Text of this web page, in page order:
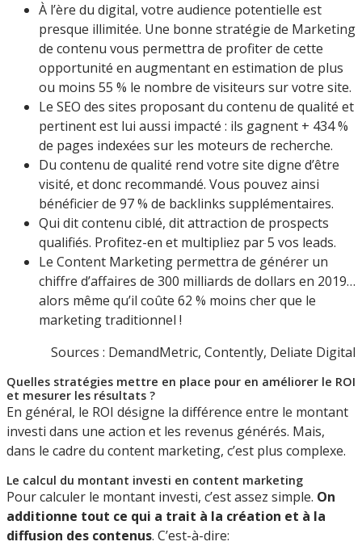
À l’ère du digital, votre audience potentielle est
presque illimitée. Une bonne stratégie de Marketing
de contenu vous permettra de profiter de cette
opportunité en augmentant en estimation de plus
ou moins 55 % le nombre de visiteurs sur votre site.
Le SEO des sites proposant du contenu de qualité et
pertinent est lui aussi impacté : ils gagnent + 434 %
de pages indexées sur les moteurs de recherche.
Du contenu de qualité rend votre site digne d’être
visité, et donc recommandé. Vous pouvez ainsi
bénéficier de 97 % de backlinks supplémentaires.
Qui dit contenu ciblé, dit attraction de prospects
qualifiés. Profitez-en et multipliez par 5 vos leads.
Le Content Marketing permettra de générer un
chiffre d’affaires de 300 milliards de dollars en 2019…
alors même qu’il coûte 62 % moins cher que le
marketing traditionnel !
Sources : DemandMetric, Contently, Deliate Digital
Quelles stratégies mettre en place pour en améliorer le ROI
et mesurer les résultats ?
En général, le ROI désigne la différence entre le montant
investi dans une action et les revenus générés. Mais,
dans le cadre du content marketing, c’est plus complexe.
Le calcul du montant investi en content marketing
Pour calculer le montant investi, c’est assez simple. On
additionne tout ce qui a trait à la création et à la
diffusion des contenus. C’est-à-dire: